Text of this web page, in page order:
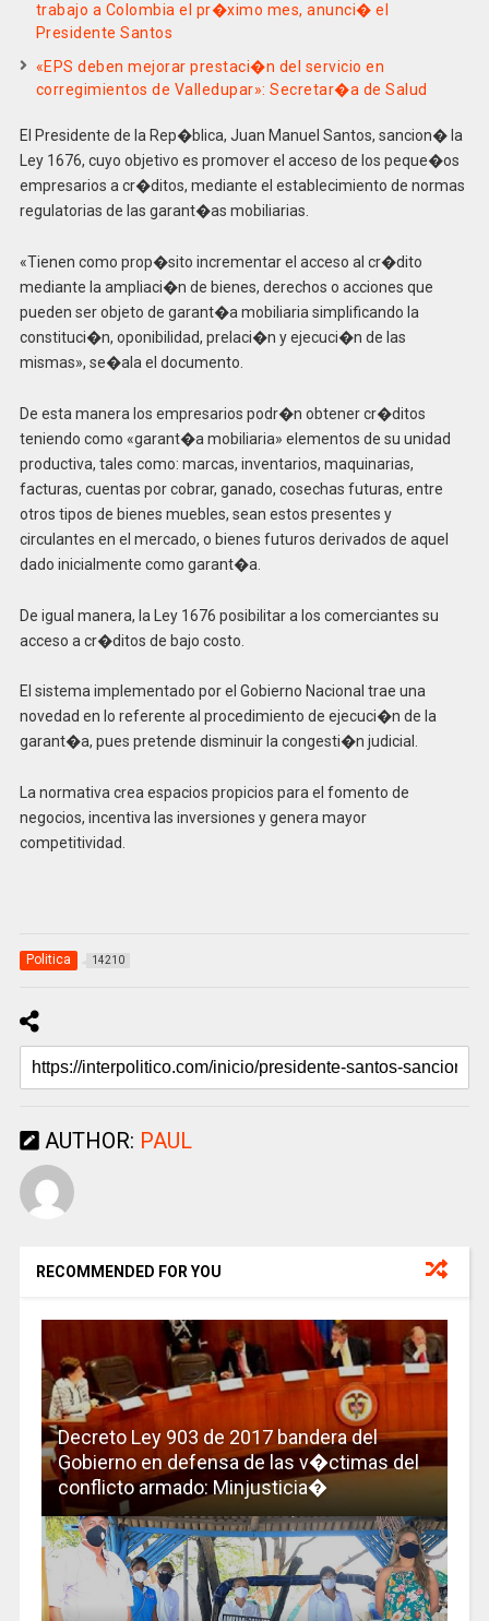
trabajo a Colombia el pr�ximo mes, anunci� el
Presidente Santos
«EPS deben mejorar prestaci�n del servicio en
corregimientos de Valledupar»: Secretar�a de Salud
El Presidente de la Rep�blica, Juan Manuel Santos, sancion� la
Ley 1676, cuyo objetivo es promover el acceso de los peque�os
empresarios a cr�ditos, mediante el establecimiento de normas
regulatorias de las garant�as mobiliarias.
«Tienen como prop�sito incrementar el acceso al cr�dito
mediante la ampliaci�n de bienes, derechos o acciones que
pueden ser objeto de garant�a mobiliaria simplificando la
constituci�n, oponibilidad, prelaci�n y ejecuci�n de las
mismas», se�ala el documento.
De esta manera los empresarios podr�n obtener cr�ditos
teniendo como «garant�a mobiliaria» elementos de su unidad
productiva, tales como: marcas, inventarios, maquinarias,
facturas, cuentas por cobrar, ganado, cosechas futuras, entre
otros tipos de bienes muebles, sean estos presentes y
circulantes en el mercado, o bienes futuros derivados de aquel
dado inicialmente como garant�a.
De igual manera, la Ley 1676 posibilitar a los comerciantes su
acceso a cr�ditos de bajo costo.
El sistema implementado por el Gobierno Nacional trae una
novedad en lo referente al procedimiento de ejecuci�n de la
garant�a, pues pretende disminuir la congesti�n judicial.
La normativa crea espacios propicios para el fomento de
negocios, incentiva las inversiones y genera mayor
competitividad.
Politica 14210
AUTHOR: PAUL
RECOMMENDED FOR YOU
Decreto Ley 903 de 2017 bandera del
Gobierno en defensa de las v�ctimas del
conflicto armado: Minjusticia�